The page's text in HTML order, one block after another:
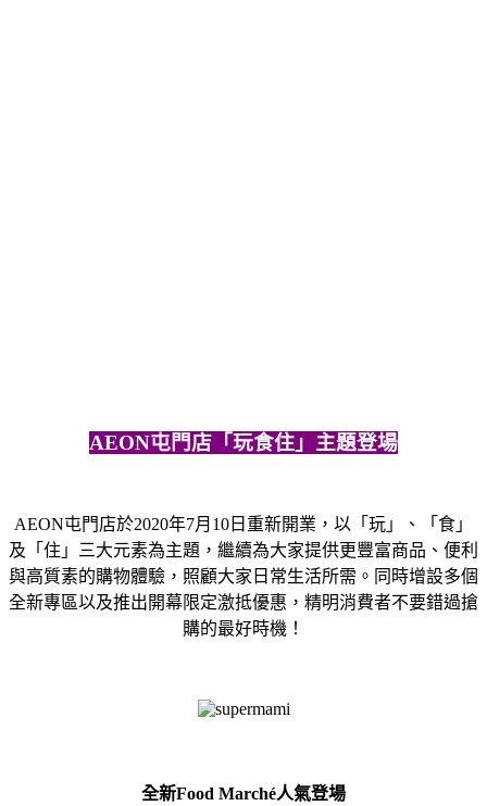
AEON屯門店「玩食住」主題登場
AEON屯門店於2020年7月10日重新開業，以「玩」、「食」
及「住」三大元素為主題，繼續為大家提供更豐富商品、便利
與高質素的購物體驗，照顧大家日常生活所需。同時增設多個
全新專區以及推出開幕限定激抵優惠，精明消費者不要錯過搶
購的最好時機！
全新Food Marché人氣登場